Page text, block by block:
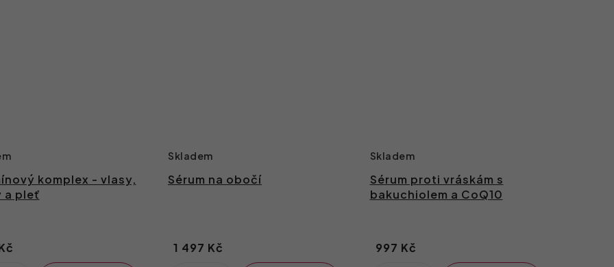
komplex - vlasy,
a pleť
Sérum na obočí
Skladem
1 497 Kč
Sérum proti vráskám s
bakuchiolem a CoQ10
Skladem
997 Kč